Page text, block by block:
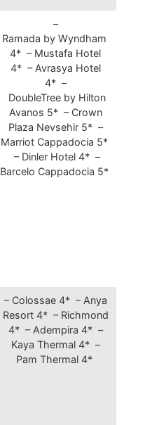
–
Ramada by Wyndham
4* – Mustafa Hotel
4* – Avrasya Hotel
4* –
DoubleTree by Hilton
Avanos 5* – Crown
Plaza Nevsehir 5* –
Marriot Cappadocia 5*
– Dinler Hotel 4* –
Barcelo Cappadocia 5*
– Colossae 4* – Anya
Resort 4* – Richmond
4* – Adempira 4* –
Kaya Thermal 4* –
Pam Thermal 4*